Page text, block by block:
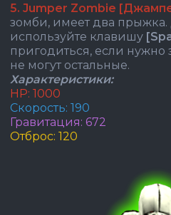
5. Jumper Zombie
зомби, имеет два
используйте клавишу
пригодиться, если нужно
не могут остальные.
Характеристики:
HP: 1000
Скорость: 190
Гравитация: 672
Отброс: 120